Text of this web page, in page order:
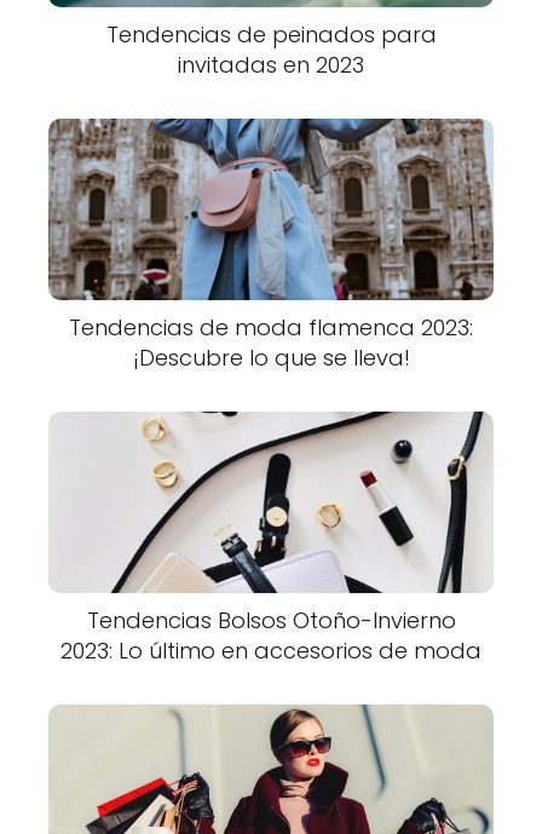
Tendencias de peinados para
invitadas en 2023
Tendencias de moda flamenca 2023:
¡Descubre lo que se lleva!
Tendencias Bolsos Otoño-Invierno
2023: Lo último en accesorios de moda